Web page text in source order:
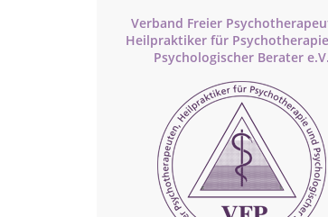
Verband Freier
Heilpraktiker für
Psychologischer Berater e.V.